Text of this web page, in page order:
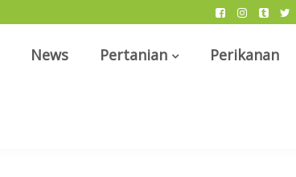
News Pertanian Perikanan